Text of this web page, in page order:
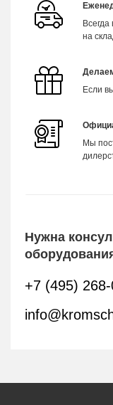
на
Если
Мы
Нужна
+7 (495)